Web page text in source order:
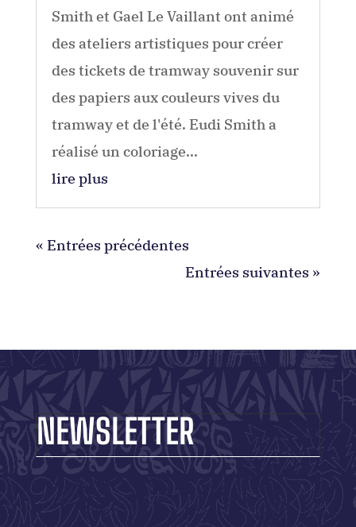
Smith et Gael Le Vaillant ont animé
des ateliers artistiques pour créer
des tickets de tramway souvenir sur
des papiers aux couleurs vives du
tramway et de l'été. Eudi Smith a
réalisé un coloriage...
lire plus
« Entrées précédentes
Entrées suivantes »
NEWSLETTER